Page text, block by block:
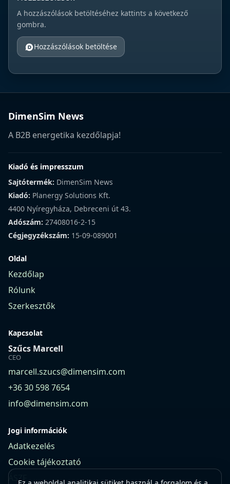
A hozzászólások betöltéséhez kattints a következő
gombra.
Hozzászólások betöltése
DimenSim News
A B2B energetika kezdőlapja!
Kiadó és impresszum
Sajtótermék: DimenSim News
Kiadó: Planergy Solutions Kft.
4400 Nyíregyháza, Debreceni út 43.
Adószám: 27408016-2-15
Cégjegyzékszám: 15-09-089001
Oldal
Kezdőlap
Rólunk
Szerkesztők
Kapcsolat
Szűcs Marcell
CEO
marcell.szucs@dimensim.com
+36 30 598 7654
info@dimensim.com
Jogi információk
Adatkezelés
Cookie tájékoztató
ÁSZF